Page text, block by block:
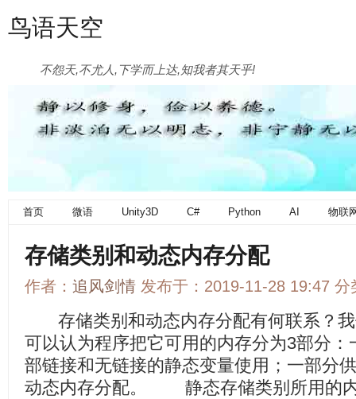
鸟语天空
不怨天,不尤人,下学而上达,知我者其天乎!
首页 微语 Unity3D C# Python AI 物联
存储类别和动态内存分配
作者： 追风剑情 发布于：2019-11-28 19:47 分
存储类别和动态内存分配有何联系？我
可以认为程序把它可用的内存分为3部分
部链接和无链接的静态变量使用；一部分
动态内存分配。 静态存储类别所用的内